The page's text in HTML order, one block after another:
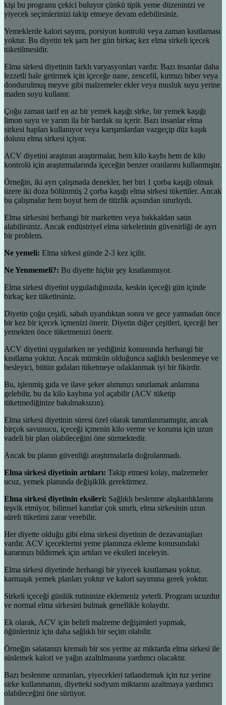
kişi bu programı çekici buluyor çünkü tipik yeme düzeninizi ve
yiyecek seçimlerinizi takip etmeye devam edebilirsiniz.
Yemeklerde kalori sayımı, porsiyon kontrolü veya zaman kısıtlaması
yoktur. Bu diyetin tek şartı her gün birkaç kez elma sirkeli içecek
tüketilmesidir.
Elma sirkesi diyetinin farklı varyasyonları vardır. Bazı insanlar daha
lezzetli hale getirmek için içeceğe nane, zencefil, kırmızı biber veya
dondurulmuş meyve gibi malzemeler ekler veya musluk suyu yerine
maden suyu kullanır.
Çoğu zaman tarif en az bir yemek kaşığı sirke, bir yemek kaşığı
limon suyu ve yarım ila bir bardak su içerir. Bazı insanlar elma
sirkesi hapları kullanıyor veya karışımlardan vazgeçip düz kaşık
dolusu elma sirkesi içiyor.
ACV diyetini araştıran araştırmalar, hem kilo kaybı hem de kilo
kontrolü için araştırmalarında içeceğin benzer oranlarını kullanmıştır.
Örneğin, iki ayrı çalışmada denekler, her biri 1 çorba kaşığı olmak
üzere iki doza bölünmüş 2 çorba kaşığı elma sirkesi tükettiler. Ancak
bu çalışmalar hem boyut hem de titizlik açısından sınırlıydı.
Elma sirkesini herhangi bir marketten veya bakkaldan satın
alabilirsiniz. Ancak endüstriyel elma sirkelerinin güvenirliği de ayrı
bir problem.
Ne yemeli: Elma sirkesi günde 2-3 kez içilir.
Ne Yenmemeli?: Bu diyette hiçbir şey kısıtlanmıyor.
Elma sirkesi diyetini uyguladığınızda, keskin içeceği gün içinde
birkaç kez tüketirsiniz.
Diyetin çoğu çeşidi, sabah uyandıktan sonra ve gece yatmadan önce
bir kez bir içecek içmenizi önerir. Diyetin diğer çeşitleri, içeceği her
yemekten önce tüketmenizi önerir.
ACV diyetini uygularken ne yediğiniz konusunda herhangi bir
kısıtlama yoktur. Ancak mümkün olduğunca sağlıklı beslenmeye ve
besleyici, bütün gıdaları tüketmeye odaklanmak iyi bir fikirdir.
Bu, işlenmiş gıda ve ilave şeker alımınızı sınırlamak anlamına
gelebilir, bu da kilo kaybına yol açabilir (ACV tüketip
tüketmediğinize bakılmaksızın).
Elma sirkesi diyetinin süresi özel olarak tanımlanmamıştır, ancak
birçok savunucu, içeceği içmenin kilo verme ve koruma için uzun
vadeli bir plan olabileceğini öne sürmektedir.
Ancak bu planın güvenliği araştırmalarla doğrulanmadı.
Elma sirkesi diyetinin artıları: Takip etmesi kolay, malzemeler
ucuz, yemek planında değişiklik gerektirmez.
Elma sirkesi diyetinin eksileri: Sağlıklı beslenme alışkanlıklarını
teşvik etmiyor, bilimsel kanıtlar çok sınırlı, elma sirkesinin uzun
süreli tüketimi zarar verebilir.
Her diyette olduğu gibi elma sirkesi diyetinin de dezavantajları
vardır. ACV içeceklerini yeme planınıza ekleme konusundaki
kararınızı bildirmek için artıları ve eksileri inceleyin.
Elma sirkesi diyetinde herhangi bir yiyecek kısıtlaması yoktur,
karmaşık yemek planları yoktur ve kalori sayımına gerek yoktur.
Sirkeli içeceği günlük rutininize eklemeniz yeterli. Program ucuzdur
ve normal elma sirkesini bulmak genellikle kolaydır.
Ek olarak, ACV için belirli malzeme değişimleri yapmak,
öğünleriniz için daha sağlıklı bir seçim olabilir.
Örneğin salatanızı kremalı bir sos yerine az miktarda elma sirkesi ile
süslemek kalori ve yağın azaltılmasına yardımcı olacaktır.
Bazı beslenme uzmanları, yiyecekleri tatlandırmak için tuz yerine
sirke kullanmanın, diyetteki sodyum miktarını azaltmaya yardımcı
olabileceğini öne sürüyor.